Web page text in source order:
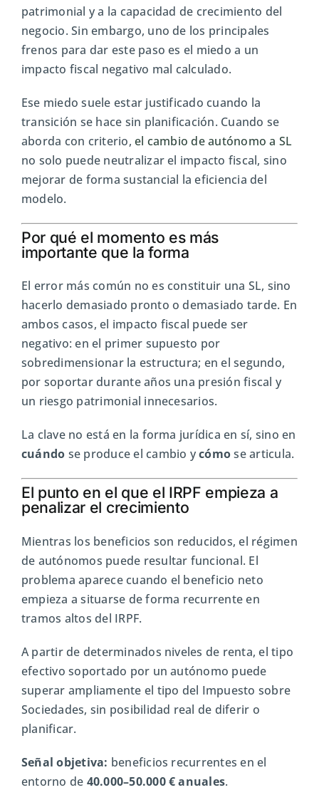
patrimonial y a la capacidad de crecimiento del
negocio. Sin embargo, uno de los principales
frenos para dar este paso es el miedo a un
impacto fiscal negativo mal calculado.
Ese miedo suele estar justificado cuando la
transición se hace sin planificación. Cuando se
aborda con criterio,el cambio de autónomo a SL
no solo puede neutralizar el impacto fiscal, sino
mejorar de forma sustancial la eficiencia del
modelo.
Por qué el momento es más
importante que la forma
El error más común no es constituir una SL, sino
hacerlo demasiado pronto o demasiado tarde. En
ambos casos, el impacto fiscal puede ser
negativo: en el primer supuesto por
sobredimensionar la estructura; en el segundo,
por soportar durante años una presión fiscal y
un riesgo patrimonial innecesarios.
La clave no está en la forma jurídica en sí, sino en
cuándo se produce el cambio ycómose articula.
El punto en el que el IRPF empieza a
penalizar el crecimiento
Mientras los beneficios son reducidos, el régimen
de autónomos puede resultar funcional. El
problema aparece cuando el beneficio neto
empieza a situarse de forma recurrente en
tramos altos del IRPF.
A partir de determinados niveles de renta, el tipo
efectivo soportado por un autónomo puede
superar ampliamente el tipo del Impuesto sobre
Sociedades, sin posibilidad real de diferir o
planificar.
Señal objetiva: beneficios recurrentes en el
entorno de 40.000–50.000 € anuales.